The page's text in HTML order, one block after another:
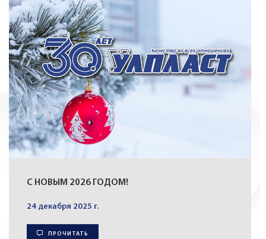
С НОВЫМ 2026 ГОДОМ!
24 декабря 2025 г.
ПРОЧИТАТЬ